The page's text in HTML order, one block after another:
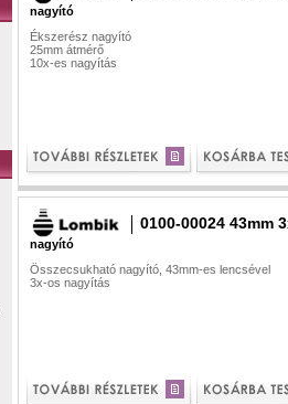
nagyító
Ékszerész nagyító
25mm átmérő
10x-es nagyítás
0100-00024 43mm
nagyító
Összecsukható nagyító, 43mm-es lencsével
3x-os nagyítás